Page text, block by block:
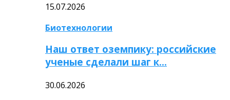
15.07.2026
Биотехнологии
Наш ответ оземпику: российские
ученые сделали шаг к…
30.06.2026